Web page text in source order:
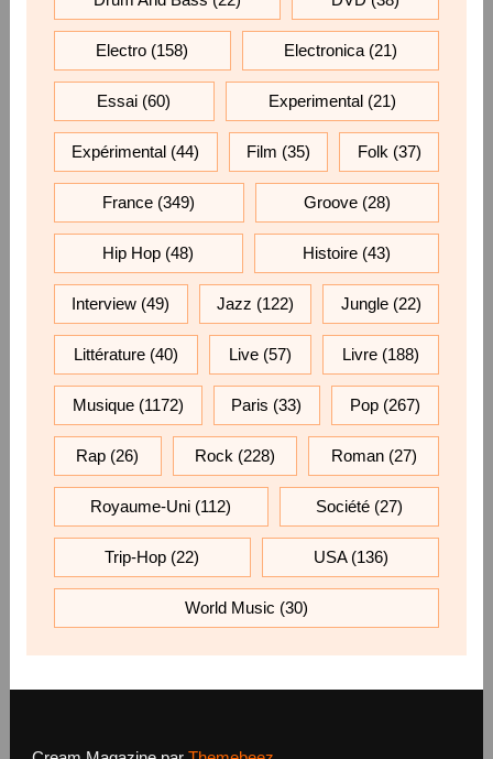
Electro (158) Electronica(21)
Essai (60) Experimental(21)
Expérimental (44) Film (35) Folk (37)
France (349) Groove(28)
Hip Hop (48) Histoire(43)
Interview (49) Jazz (122) Jungle(22)
Littérature(40) Live (57) Livre (188)
Musique(1172) Paris (33) Pop (267)
Rap (26) Rock (228) Roman(27)
Royaume-Uni (112) Société(27)
Trip-Hop (22) USA(136)
World Music (30)